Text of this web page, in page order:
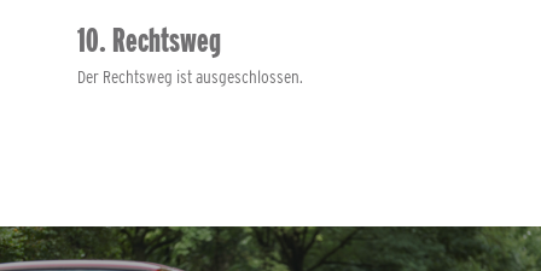
10. Rechtsweg
Der Rechtsweg ist ausgeschlossen.